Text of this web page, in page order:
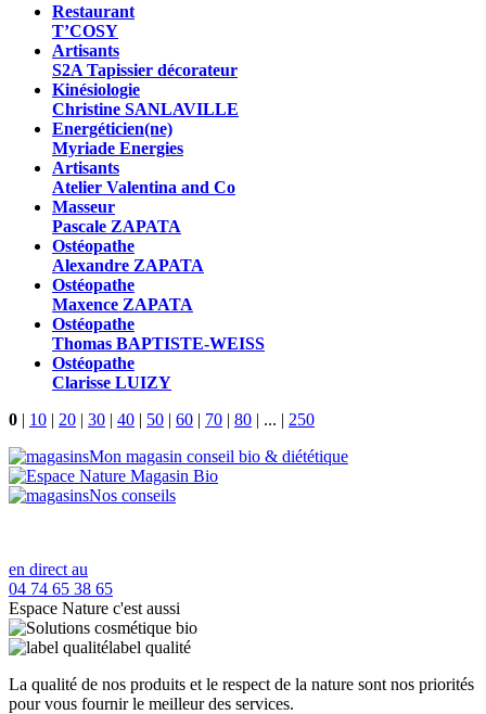
Restaurant
T’COSY
Artisants
S2A Tapissier décorateur
Kinésiologie
Christine SANLAVILLE
Energéticien(ne)
Myriade Energies
Artisants
Atelier Valentina and Co
Masseur
Pascale ZAPATA
Ostéopathe
Alexandre ZAPATA
Ostéopathe
Maxence ZAPATA
Ostéopathe
Thomas BAPTISTE-WEISS
Ostéopathe
Clarisse LUIZY
0 | 10 | 20 | 30 | 40 | 50 | 60 | 70 | 80 | ... | 250
Mon magasin conseil bio & diététique
Nos conseils
en direct au
04 74 65 38 65
Espace Nature c'est aussi
label qualité
La qualité de nos produits et le respect de la nature sont nos priorités
pour vous fournir le meilleur des services.